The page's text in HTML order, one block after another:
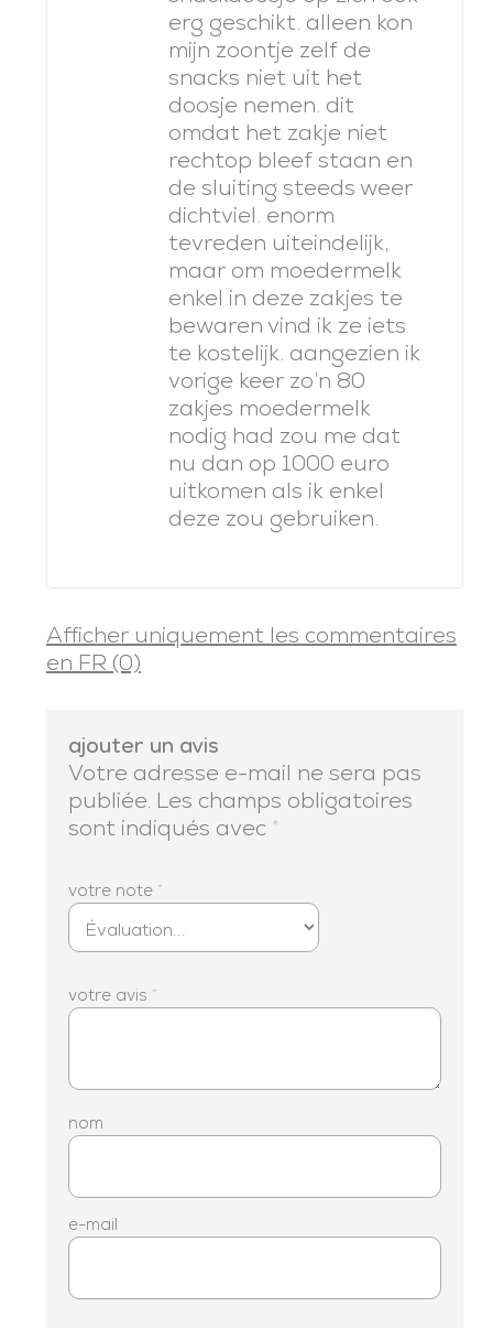
erg geschikt. alleen kon
mijn zoontje zelf de
snacks niet uit het
doosje nemen. dit
omdat het zakje niet
rechtop bleef staan en
de sluiting steeds weer
dichtviel. enorm
tevreden uiteindelijk,
maar om moedermelk
enkel in deze zakjes te
bewaren vind ik ze iets
te kostelijk. aangezien ik
vorige keer zo’n 80
zakjes moedermelk
nodig had zou me dat
nu dan op 1000 euro
uitkomen als ik enkel
deze zou gebruiken.
Afficher uniquement les commentaires
en FR (0)
ajouter un avis
Votre adresse e-mail ne sera pas
publiée. Les champs obligatoires
sont indiqués avec *
votre note *
votre avis *
nom
e-mail